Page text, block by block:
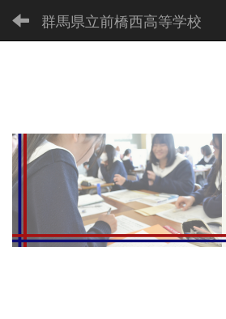
群馬県立前橋西高等学校